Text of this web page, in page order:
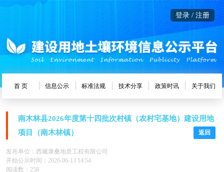
登录 / 注册
首 页 信息公示 标准法规 技术分享 政策时讯 关于我们
南木林县2026年度第十四批次村镇（农村宅基地）建设用地
项目（南木林镇）
返回
发布单位：西藏康桑地质工程有限公司
开始公示时间：2026-06-13 14:54
阅读数：258